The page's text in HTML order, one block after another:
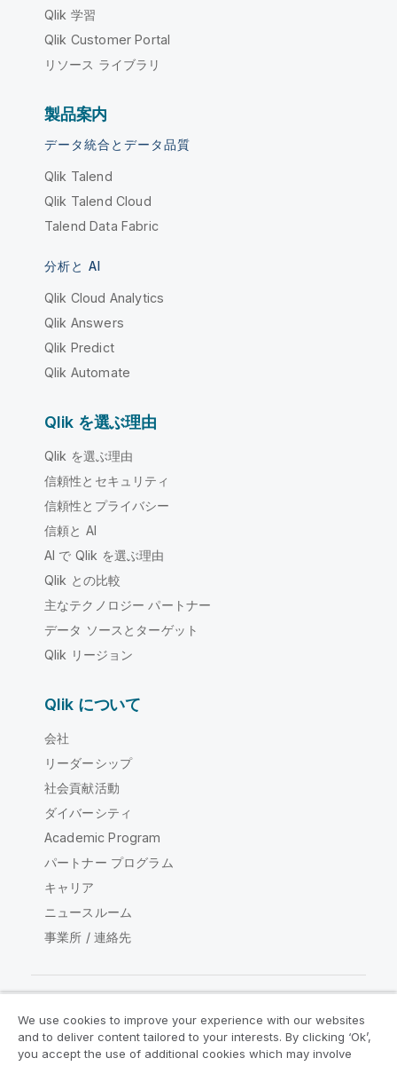
Qlik 学習
Qlik Customer Portal
リソース ライブラリ
製品案内
データ統合とデータ品質
Qlik Talend
Qlik Talend Cloud
Talend Data Fabric
分析と AI
Qlik Cloud Analytics
Qlik Answers
Qlik Predict
Qlik Automate
Qlik を選ぶ理由
Qlik を選ぶ理由
信頼性とセキュリティ
信頼性とプライバシー
信頼と AI
AI で Qlik を選ぶ理由
Qlik との比較
主なテクノロジー パートナー
データ ソースとターゲット
Qlik リージョン
Qlik について
会社
リーダーシップ
社会貢献活動
ダイバーシティ
Academic Program
パートナー プログラム
キャリア
ニュースルーム
事業所 / 連絡先
Qlik コミュニティ
We use cookies to improve your experience with our websites
and to deliver content tailored to your interests. By clicking ‘Ok’,
you accept the use of additional cookies which may involve